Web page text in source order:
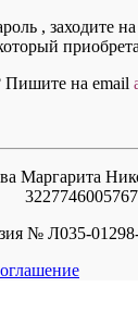
, заходите
Пишите на email
Маргарита
№ Л035-